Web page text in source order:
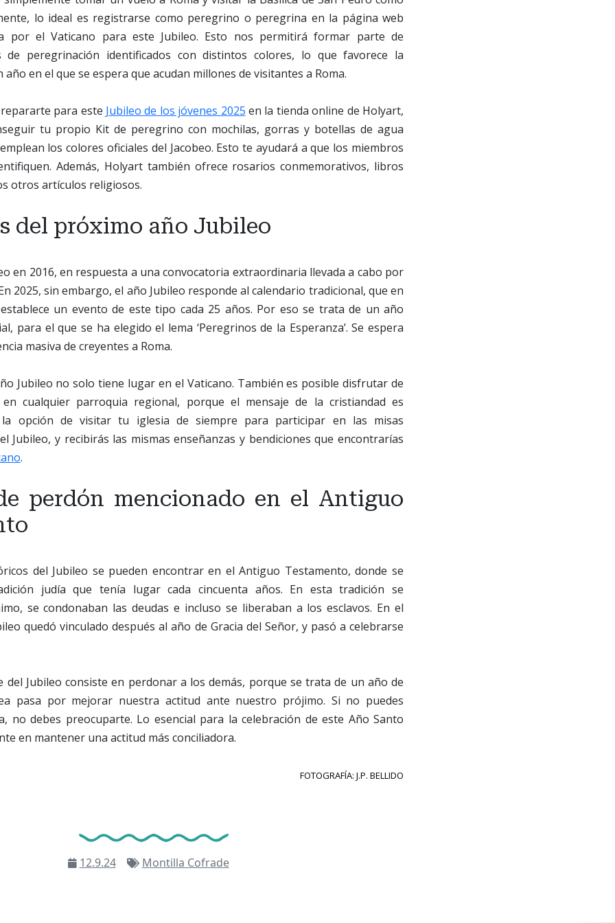
lo ideal es registrarse como peregrino o peregrina en la página web
por el Vaticano para este Jubileo. Esto nos permitirá formar parte de
de peregrinación identificados con distintos colores, lo que favorece la
en el que se espera que acudan millones de visitantes a Roma.
para este Jubileo de los jóvenes 2025 en la tienda online de Holyart,
tu propio Kit de peregrino con mochilas, gorras y botellas de agua
los colores oficiales del Jacobeo. Esto te ayudará a que los miembros
Además, Holyart también ofrece rosarios conmemorativos, libros
otros artículos religiosos.
del próximo año Jubileo
en 2016, en respuesta a una convocatoria extraordinaria llevada a cabo por
2025, sin embargo, el año Jubileo responde al calendario tradicional, que en
un evento de este tipo cada 25 años. Por eso se trata de un año
para el que se ha elegido el lema ‘Peregrinos de la Esperanza’. Se espera
masiva de creyentes a Roma.
Jubileo no solo tiene lugar en el Vaticano. También es posible disfrutar de
cualquier parroquia regional, porque el mensaje de la cristiandad es
la opción de visitar tu iglesia de siempre para participar en las misas
Jubileo, y recibirás las mismas enseñanzas y bendiciones que encontrarías
.
perdón mencionado en el Antiguo
del Jubileo se pueden encontrar en el Antiguo Testamento, donde se
judía que tenía lugar cada cincuenta años. En esta tradición se
se condonaban las deudas e incluso se liberaban a los esclavos. En el
quedó vinculado después al año de Gracia del Señor, y pasó a celebrarse
del Jubileo consiste en perdonar a los demás, porque se trata de un año de
pasa por mejorar nuestra actitud ante nuestro prójimo. Si no puedes
no debes preocuparte. Lo esencial para la celebración de este Año Santo
en mantener una actitud más conciliadora.
FOTOGRAFÍA: J.P. BELLIDO
12.9.24 Montilla Cofrade